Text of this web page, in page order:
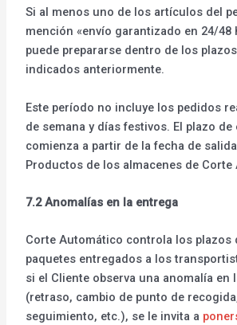
Si al menos uno de los artículos del
mención «envío garantizado en 24/48
puede prepararse dentro de los
indicados anteriormente.
Este período no incluye los pedidos
de semana y días festivos. El plazo de
comienza a partir de la fecha de
Productos de los almacenes de Corte
7.2 Anomalías en la entrega
Corte Automático controla los plazos
paquetes entregados a los
si el Cliente observa una anomalía en
(retraso, cambio de punto de
seguimiento, etc.), se le invita a